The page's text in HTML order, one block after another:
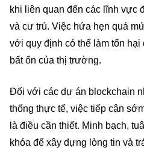
khi liên quan đến các lĩnh vực
và cư trú. Việc hứa hẹn quá
với quy định có thể làm tổn
bất ổn của thị trường.
Đối với các dự án blockchain
thống thực tế, việc tiếp cận
là điều cần thiết. Minh bạch,
khóa để xây dựng lòng tin và